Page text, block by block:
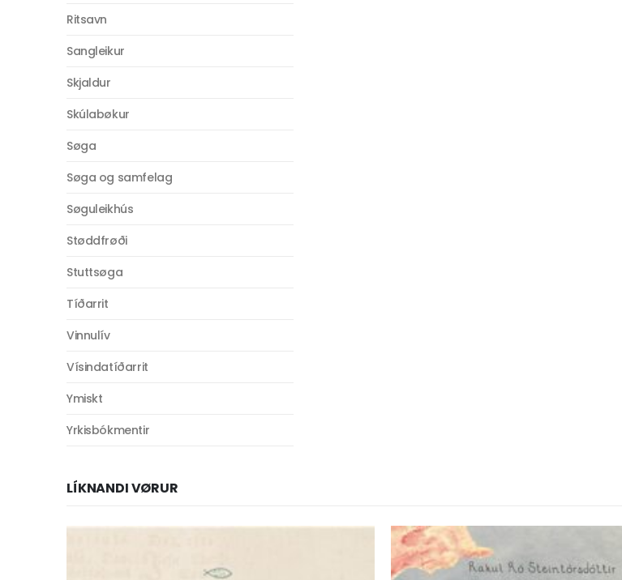
Ritsavn
Sangleikur
Skjaldur
Skúlabøkur
Søga
Søga og samfelag
Søguleikhús
Støddfrøði
Stuttsøga
Tíðarrit
Vinnulív
Vísindatíðarrit
Ymiskt
Yrkisbókmentir
LÍKNANDI VØRUR